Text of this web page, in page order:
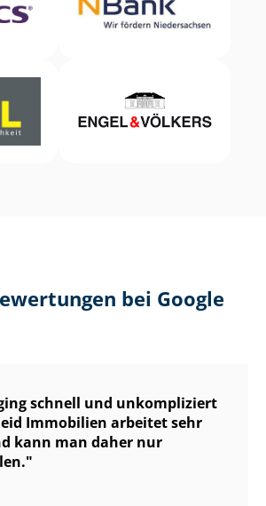
bei Google
schnell und unkompliziert
Immobilien arbeitet sehr
kann man daher nur